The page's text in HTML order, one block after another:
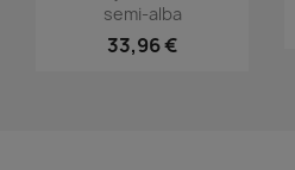
semi-alba
33,96 €